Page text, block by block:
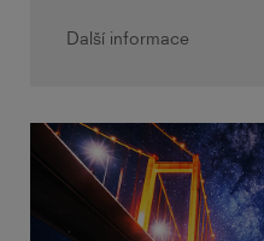
Další informace